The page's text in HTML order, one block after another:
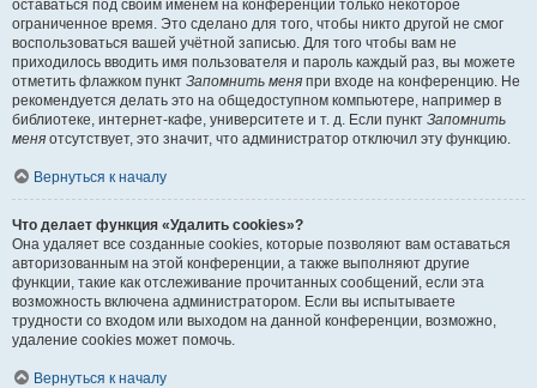
оставаться под своим именем на конференции только некоторое
ограниченное время. Это сделано для того, чтобы никто другой не смог
воспользоваться вашей учётной записью. Для того чтобы вам не
приходилось вводить имя пользователя и пароль каждый раз, вы можете
отметить флажком пункт Запомнить меня при входе на конференцию. Не
рекомендуется делать это на общедоступном компьютере, например в
библиотеке, интернет-кафе, университете и т. д. Если пункт Запомнить
меня отсутствует, это значит, что администратор отключил эту функцию.
Вернуться к началу
Что делает функция «Удалить cookies»?
Она удаляет все созданные cookies, которые позволяют вам оставаться
авторизованным на этой конференции, а также выполняют другие
функции, такие как отслеживание прочитанных сообщений, если эта
возможность включена администратором. Если вы испытываете
трудности со входом или выходом на данной конференции, возможно,
удаление cookies может помочь.
Вернуться к началу